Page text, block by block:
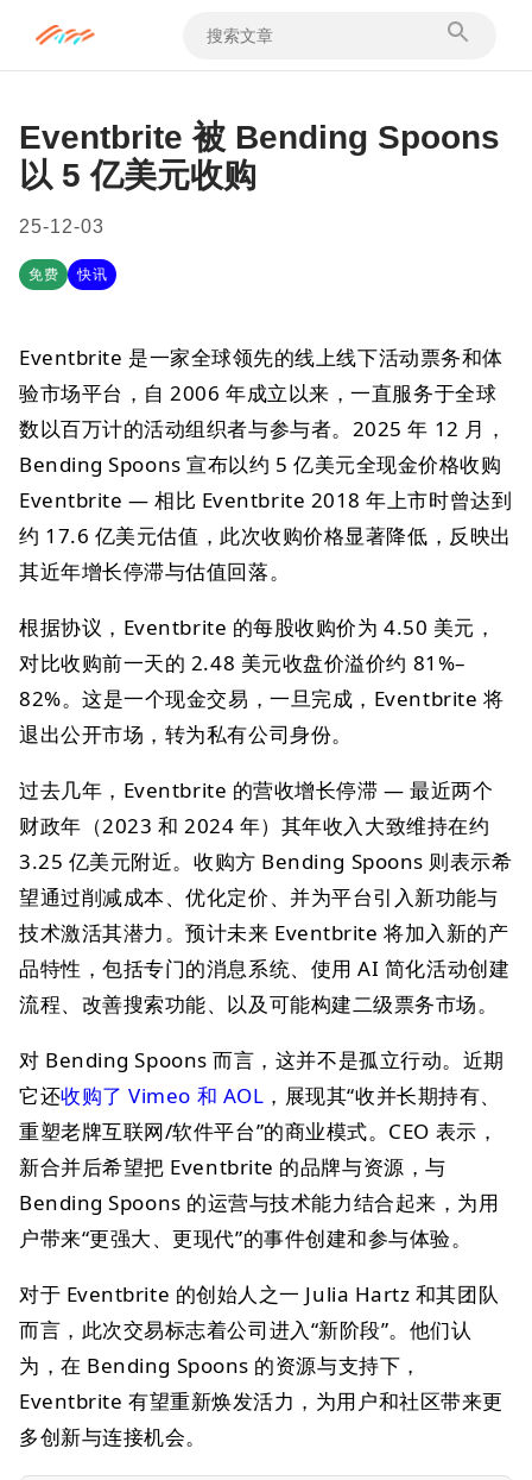
Eventbrite 被 Bending Spoons
以 5 亿美元收购
25-12-03
免费 快讯
Eventbrite 是一家全球领先的线上线下活动票务和体
验市场平台，自 2006 年成立以来，一直服务于全球
数以百万计的活动组织者与参与者。2025 年 12 月，
Bending Spoons 宣布以约 5 亿美元全现金价格收购
Eventbrite — 相比 Eventbrite 2018 年上市时曾达到
约 17.6 亿美元估值，此次收购价格显著降低，反映出
其近年增长停滞与估值回落。
根据协议，Eventbrite 的每股收购价为 4.50 美元，
对比收购前一天的 2.48 美元收盘价溢价约 81%–
82%。这是一个现金交易，一旦完成，Eventbrite 将
退出公开市场，转为私有公司身份。
过去几年，Eventbrite 的营收增长停滞 — 最近两个
财政年（2023 和 2024 年）其年收入大致维持在约
3.25 亿美元附近。收购方 Bending Spoons 则表示希
望通过削减成本、优化定价、并为平台引入新功能与
技术激活其潜力。预计未来 Eventbrite 将加入新的产
品特性，包括专门的消息系统、使用 AI 简化活动创建
流程、改善搜索功能、以及可能构建二级票务市场。
对 Bending Spoons 而言，这并不是孤立行动。近期
它还收购了 Vimeo 和 AOL ，展现其“收并长期持有、
重塑老牌互联网/软件平台”的商业模式。CEO 表示，
新合并后希望把 Eventbrite 的品牌与资源，与
Bending Spoons 的运营与技术能力结合起来，为用
户带来“更强大、更现代”的事件创建和参与体验。
对于 Eventbrite 的创始人之一 Julia Hartz 和其团队
而言，此次交易标志着公司进入“新阶段”。他们认
为，在 Bending Spoons 的资源与支持下，
Eventbrite 有望重新焕发活力，为用户和社区带来更
多创新与连接机会。